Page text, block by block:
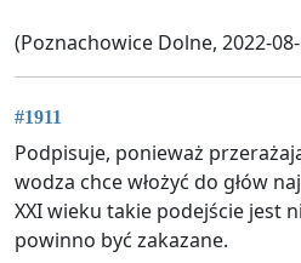
(Poznachowice Dolne, 2022-
#1911
Podpisuje, ponieważ
wodza chce włożyć do głów
XXI wieku takie podejście jest
powinno być zakazane.